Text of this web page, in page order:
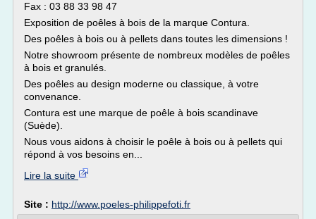
Fax : 03 88 33 98 47
Exposition de poêles à bois de la marque Contura.
Des poêles à bois ou à pellets dans toutes les dimensions !
Notre showroom présente de nombreux modèles de poêles
à bois et granulés.
Des poêles au design moderne ou classique, à votre
convenance.
Contura est une marque de poêle à bois scandinave
(Suède).
Nous vous aidons à choisir le poêle à bois ou à pellets qui
répond à vos besoins en...
Lire la suite
Site : http://www.poeles-philippefoti.fr